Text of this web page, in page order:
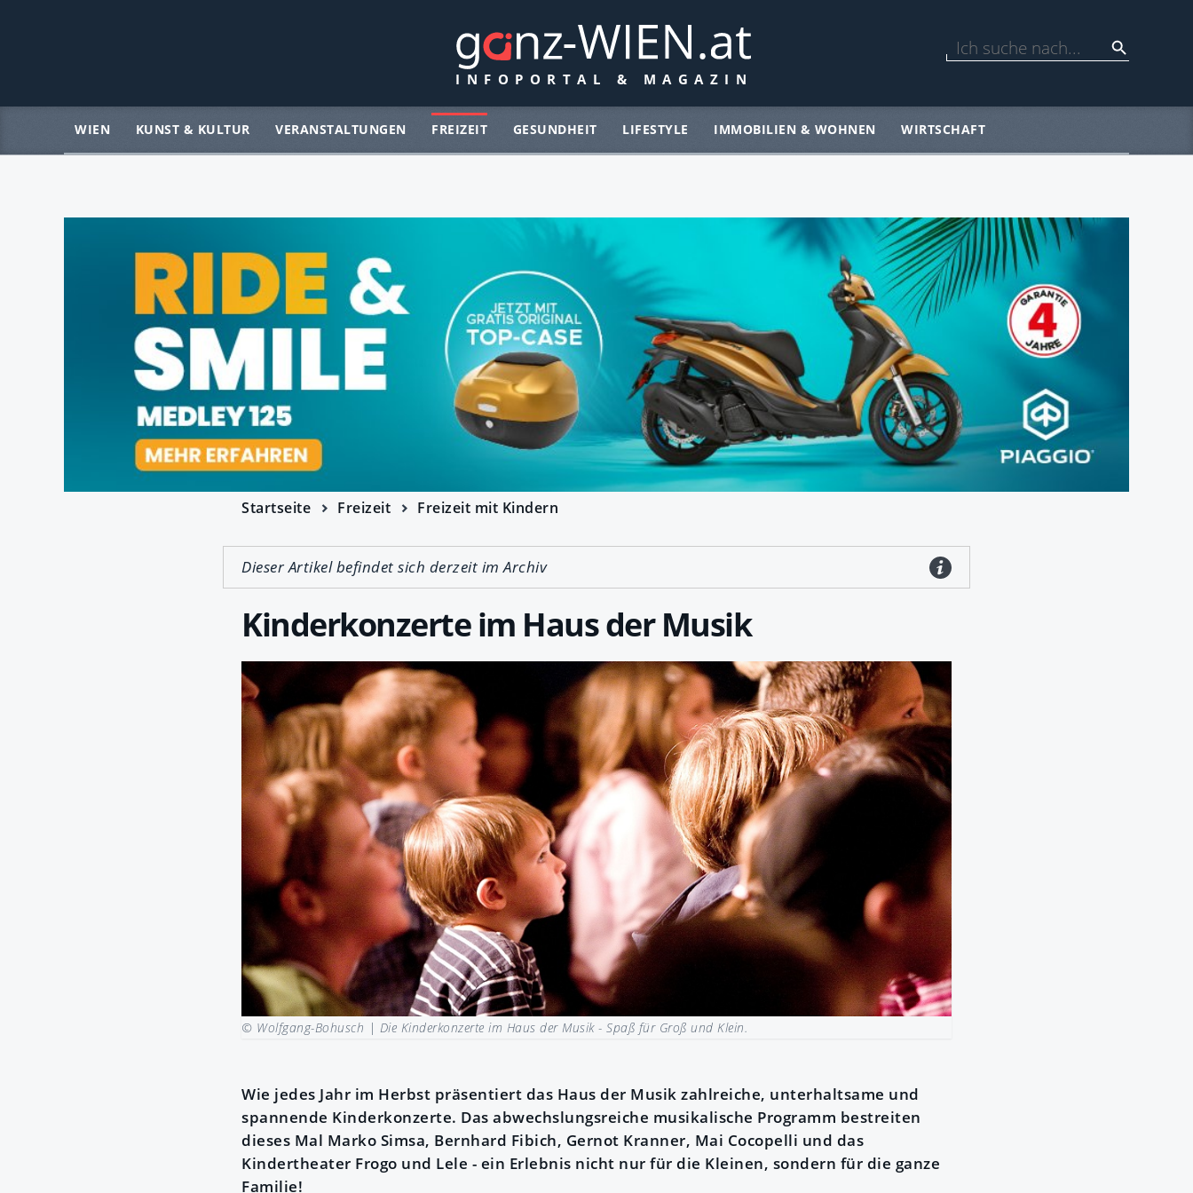
WIEN KUNST & KULTUR VERANSTALTUNGEN FREIZEIT GESUNDHEIT LIFESTYLE IMMOBILIEN & WOHNEN WIRTSCHAFT
Startseite Freizeit Freizeit mit Kindern
Dieser Artikel befindet sich derzeit im Archiv
Kinderkonzerte im Haus der Musik
© Wolfgang-Bohusch | Die Kinderkonzerte im Haus der Musik - Spaß für Groß und Klein.
Wie jedes Jahr im Herbst präsentiert das Haus der Musik zahlreiche, unterhaltsame und
spannende Kinderkonzerte. Das abwechslungsreiche musikalische Programm bestreiten
dieses Mal Marko Simsa, Bernhard Fibich, Gernot Kranner, Mai Cocopelli und das
Kindertheater Frogo und Lele - ein Erlebnis nicht nur für die Kleinen, sondern für die ganze
Familie!